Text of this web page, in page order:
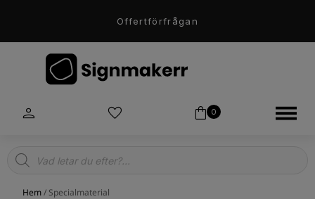
Offertförfrågan
0
Products
search
Hem/ Specialmaterial